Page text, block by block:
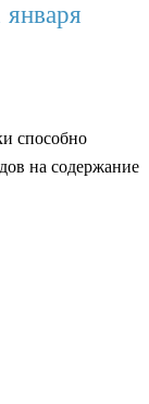
января
способно
на содержание